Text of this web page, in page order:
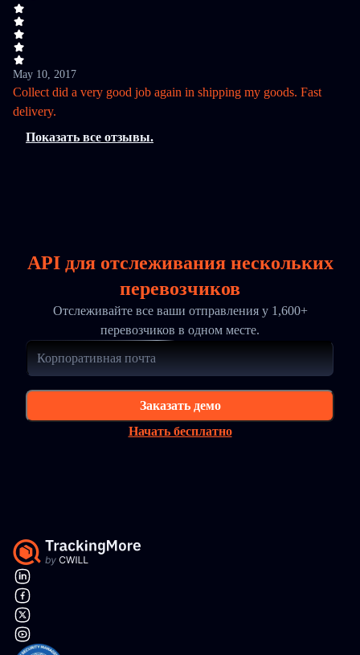
May 10, 2017
Collect did a very good job again in shipping my goods. Fast
delivery.
Показать все отзывы.
API для отслеживания нескольких
перевозчиков
Отслеживайте все ваши отправления у 1,600+
перевозчиков в одном месте.
Заказать демо
Начать бесплатно